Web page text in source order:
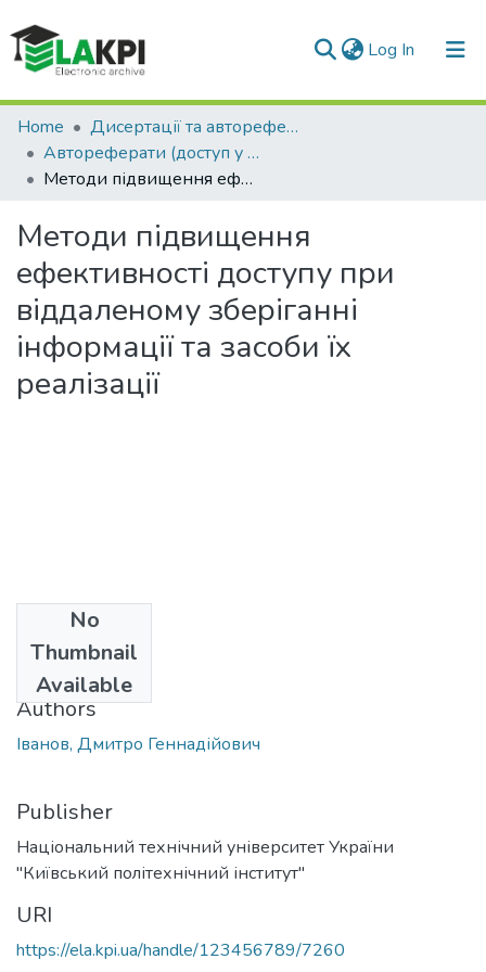
Log In (current)
Communities & Collections
All of DSpace
Home
Дисертації та автореферати
Автореферати (доступ у чит. залі № 6.6 НТБ)
Методи підвищення ефективності доступу при віддаленому зберіганні інформації та засоби їх реалізації
Методи підвищення
ефективності доступу при
віддаленому зберіганні
інформації та засоби їх
реалізації
No
Thumbnail
Available
2014
Authors
Іванов, Дмитро Геннадійович
Publisher
Національний технічний університет України
"Київський політехнічний інститут"
URI
https://ela.kpi.ua/handle/123456789/7260